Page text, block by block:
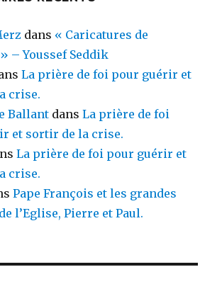
dans « Caricatures de
– Youssef Seddik
La prière de foi pour guérir et
crise.
Ballant dansLa prière de foi
et sortir de la crise.
La prière de foi pour guérir et
crise.
Pape François et les grandes
l’Eglise, Pierre et Paul.